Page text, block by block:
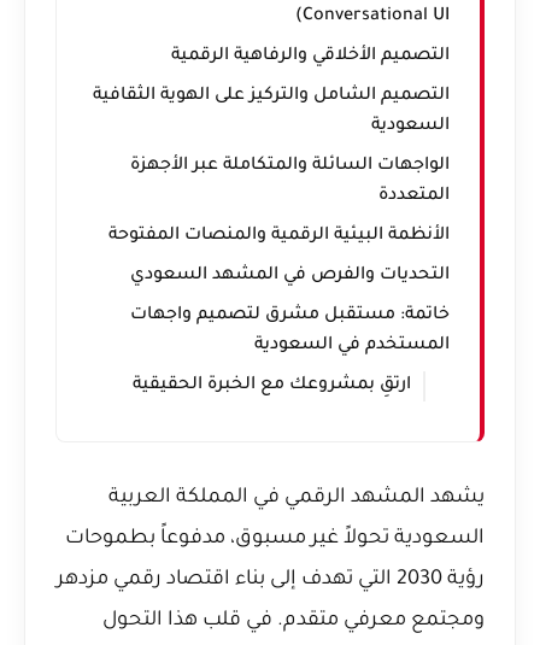
Conversational UI)
التصميم الأخلاقي والرفاهية الرقمية
التصميم الشامل والتركيز على الهوية الثقافية
السعودية
الواجهات السائلة والمتكاملة عبر الأجهزة
المتعددة
الأنظمة البيئية الرقمية والمنصات المفتوحة
التحديات والفرص في المشهد السعودي
خاتمة: مستقبل مشرق لتصميم واجهات
المستخدم في السعودية
ارتقِ بمشروعك مع الخبرة الحقيقية
يشهد المشهد الرقمي في المملكة العربية
السعودية تحولاً غير مسبوق، مدفوعاً بطموحات
رؤية 2030 التي تهدف إلى بناء اقتصاد رقمي مزدهر
ومجتمع معرفي متقدم. في قلب هذا التحول